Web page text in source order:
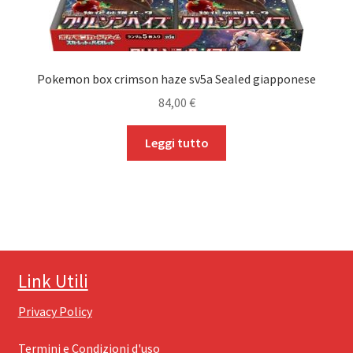
Pokemon box crimson haze sv5a Sealed giapponese
84,00 €
Leggi tutto
Link Utili
Privacy Policy
Termini e Condizioni d'uso